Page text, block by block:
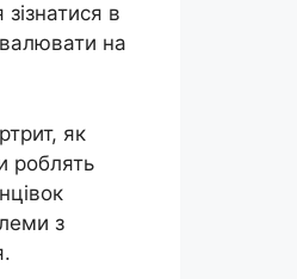
в
на
як
роблять
з